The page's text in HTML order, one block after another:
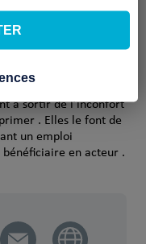
Les Chtites
à sortir de l’inconfort
. Elles le font de
un emploi
en acteur .